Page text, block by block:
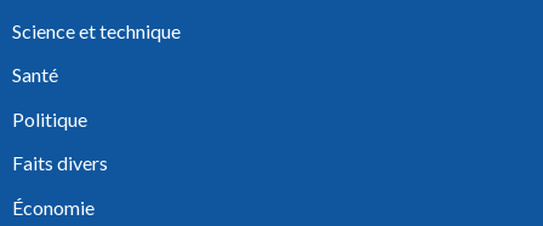
Science et technique
Santé
Politique
Faits divers
Économie